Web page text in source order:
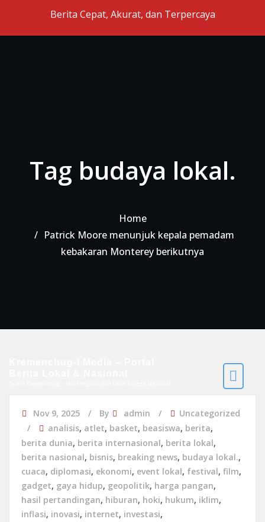
Skip to the contentBerita Cepat, Akurat, dan Terpercaya
Tag budaya lokal.
Home
Patrick Moore menunjuk kepala pemadam
kebakaran Monterey berikutnya
Nov 9, 2025 By admin
Uncategorized
analisis, atlet, basket, beasiswa, berita,
berita dunia, berita internasional, berita lokal,
berita nasional, bisnis, breaking news, budaya lokal.,
cuaca, diplomasi, ekonomi, event lokal, festival, film,
gadget, gaya hidup, geopolitik, harga pangan,
hasil pertandingan, hiburan, hoki, hukum, iklim,
inflasi, inovasi, internet, investasi,